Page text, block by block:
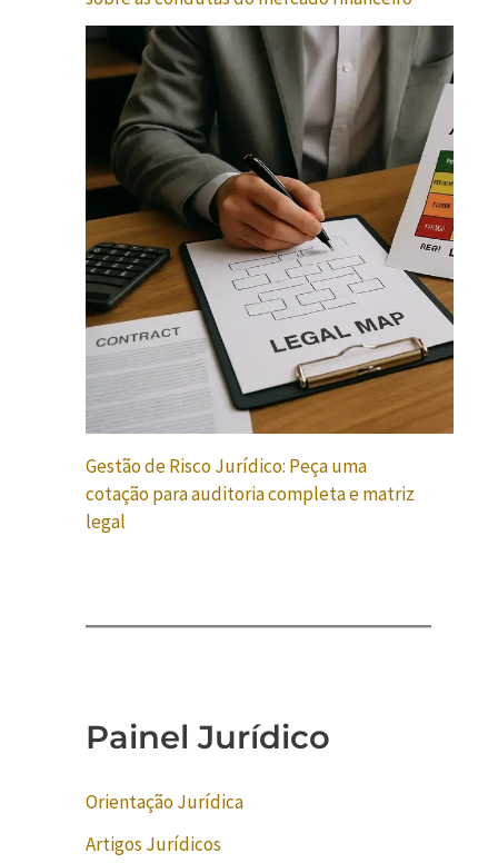
Gestão de Risco Jurídico: Peça uma
cotação para auditoria completa e matriz
legal
Painel Jurídico
Orientação Jurídica
Artigos Jurídicos